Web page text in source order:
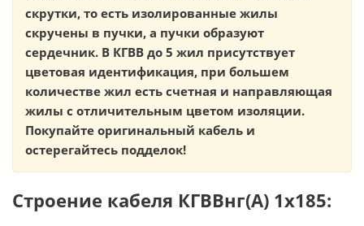
скрутки, то есть изолированные жилы
скручены в пучки, а пучки образуют
сердечник. В КГВВ до 5 жил присутствует
цветовая идентификация, при большем
количестве жил есть счетная и направляющая
жилы с отличительным цветом изоляции.
Покупайте оригинальный кабель и
остерегайтесь подделок!
Строение кабеля КГВВнг(А) 1х185: